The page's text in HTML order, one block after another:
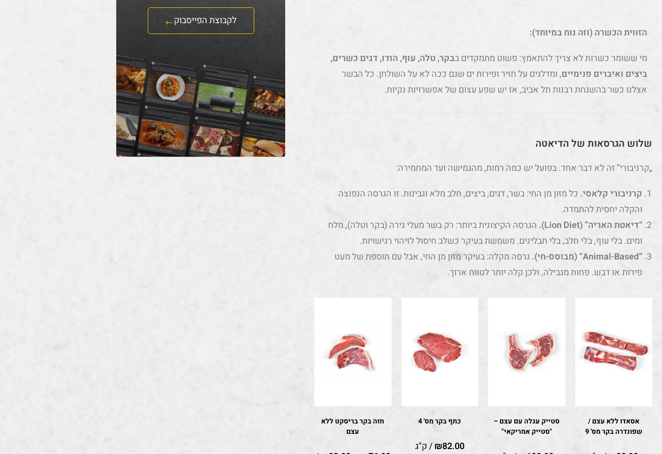
הזווית הכשרה (וזה נוח במיוחד):
מי ששומר כשרות לא צריך להתאמץ: פשוט מתמקדים בבקר, טלה, עוף, הודו, דגים כשרים,
ביצים ואיברים פנימיים, ומדלגים על חזיר ופירות ים שגם ככה לא על השולחן. כל הבשר
אצלנו כשר בהשגחת רבנות תל אביב, אז יש שפע עצום של אפשרויות נקיות.
שלוש הגרסאות של הדיאטה
„קרניבורי” זה לא דבר אחד. בפועל יש כמה רמות, מהגמישה ועד המחמירה:
קרניבורי קלאסי. כל מזון מן החי: בשר, דגים, ביצים, חלב מלא וגבינות. זו הגרסה הנפוצה
והקלה יחסית להתמדה.
“דיאטת האריה” (Lion Diet).
הגרסה הקיצונית ביותר: רק בשר מעלי גירה (בקר וטלה), מלח
ומים. בלי עוף, בלי חלב, בלי תבלינים. משמשת בעיקר כשלב חיסול לזיהוי רגישויות.
“Animal-Based” (מבוסס-חי).
גרסה מקלה: בעיקר מזון מן החי, אבל עם תוספת של מעט
פירות או דבש. פחות מגבילה, ולכן קלה יותר לטווח ארוך.
אסאדו ללא עצם /
שפונדרה בקר מס' 9
סטייק עגלה עם עצם –
"סטייק אמריקאי"
כתף בקר מס' 4
₪82.00 / ק"ג
חזה בקר בריסקט ללא
עצם
לקבוצת הפייסבוק